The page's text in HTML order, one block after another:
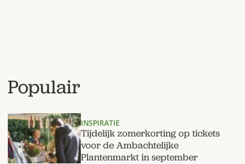
Populair
INSPIRATIE
Tijdelijk zomerkorting op tickets
voor de Ambachtelijke
Plantenmarkt in september